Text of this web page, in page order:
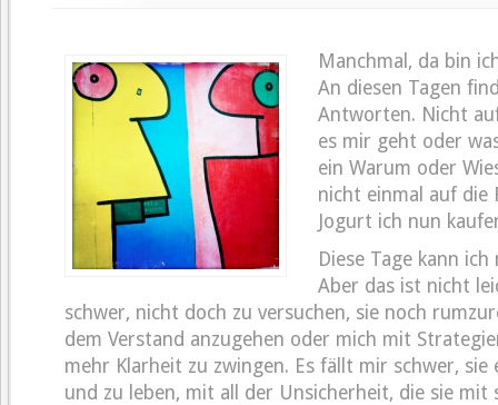
Manchmal, da bin
An diesen Tagen
Antworten. Nicht
es mir geht oder
ein Warum oder
nicht einmal auf die
Jogurt ich nun
Diese Tage kann
Aber das ist nicht
schwer, nicht doch zu versuchen, sie noch
dem Verstand anzugehen oder mich mit
mehr Klarheit zu zwingen. Es fällt mir schwer, sie
und zu leben, mit all der Unsicherheit, die sie mit